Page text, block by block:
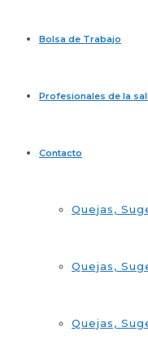
Bolsa de Trabajo
Profesionales de la
Contacto
Quejas,
Quejas,
Quejas,